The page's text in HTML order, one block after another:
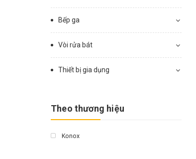
Bếp ga
Vòi rửa bát
Thiết bị gia dụng
Theo thương hiệu
Konox